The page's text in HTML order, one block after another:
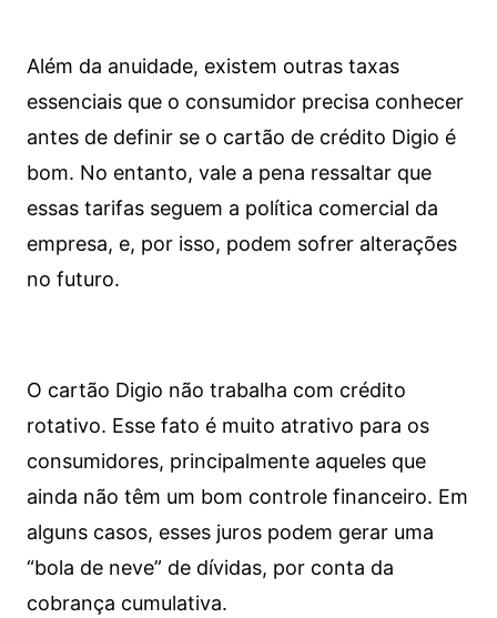
Além da anuidade, existem outras taxas
essenciais que o consumidor precisa conhecer
antes de definir se o cartão de crédito Digio é
bom. No entanto, vale a pena ressaltar que
essas tarifas seguem a política comercial da
empresa, e, por isso, podem sofrer alterações
no futuro.
O cartão Digio não trabalha com crédito
rotativo. Esse fato é muito atrativo para os
consumidores, principalmente aqueles que
ainda não têm um bom controle financeiro. Em
alguns casos, esses juros podem gerar uma
“bola de neve” de dívidas, por conta da
cobrança cumulativa.